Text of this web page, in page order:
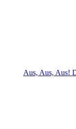
Aus, Aus, Aus!